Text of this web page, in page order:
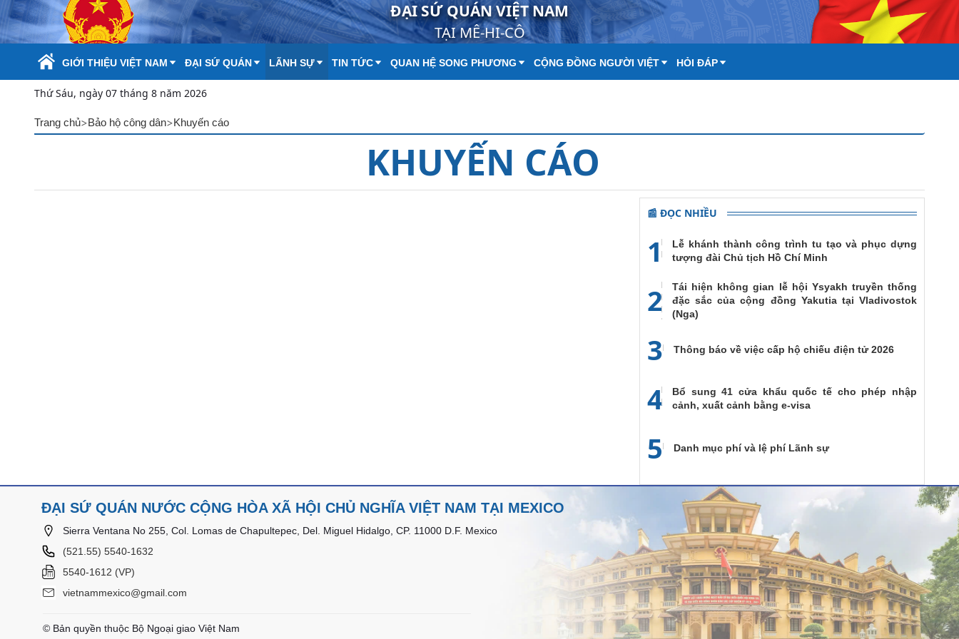
Skip to Main Content ĐẠI SỨ QUÁN VIỆT NAM
TẠI MÊ-HI-CÔ
GIỚI THIỆU VIỆT NAM ĐẠI SỨ QUÁN LÃNH SỰ TIN TỨC QUAN HỆ SONG PHƯƠNG CỘNG ĐỒNG NGƯỜI VIỆT HỎI ĐÁP
Thứ Sáu, ngày 07 tháng 8 năm 2026
Trang chủ>Bảo hộ công dân>Khuyến cáo
KHUYẾN CÁO
📰 ĐỌC NHIỀU
1
Lễ khánh thành công trình tu tạo và phục dựng
tượng đài Chủ tịch Hồ Chí Minh
2
Tái hiện không gian lễ hội Ysyakh truyền thống
đặc sắc của cộng đồng Yakutia tại Vladivostok
(Nga)
3 Thông báo về việc cấp hộ chiếu điện tử 2026
4
Bổ sung 41 cửa khẩu quốc tế cho phép nhập
cảnh, xuất cảnh bằng e-visa
5 Danh mục phí và lệ phí Lãnh sự
ĐẠI SỨ QUÁN NƯỚC CỘNG HÒA XÃ HỘI CHỦ NGHĨA VIỆT NAM TẠI MEXICO
Sierra Ventana No 255, Col. Lomas de Chapultepec, Del. Miguel Hidalgo, CP. 11000 D.F. Mexico
(521.55) 5540-1632
5540-1612 (VP)
vietnammexico@gmail.com
© Bản quyền thuộc Bộ Ngoại giao Việt Nam